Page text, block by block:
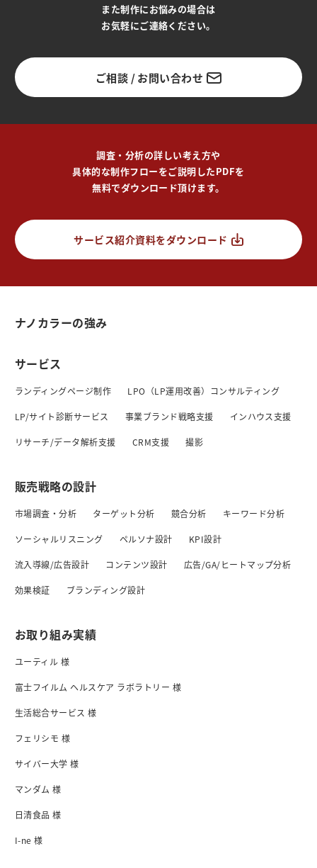
また制作にお悩みの場合は
お気軽にご連絡ください。
ご相談 / お問い合わせ
調査・分析の詳しい考え方や
具体的な制作フローをご説明したPDFを
無料でダウンロード頂けます。
サービス紹介資料をダウンロード
ナノカラーの強み
サービス
ランディングページ制作 LPO（LP運用改善）コンサルティング
LP/サイト診断サービス 事業ブランド戦略支援 インハウス支援
リサーチ/データ解析支援 CRM支援 撮影
販売戦略の設計
市場調査・分析 ターゲット分析 競合分析 キーワード分析
ソーシャルリスニング ペルソナ設計 KPI設計
流入導線/広告設計 コンテンツ設計 広告/GA/ヒートマップ分析
効果検証 ブランディング設計
お取り組み実績
ユーティル 様
富士フイルム ヘルスケア ラボラトリー 様
生活総合サービス 様
フェリシモ 様
サイバー大学 様
マンダム 様
日清食品 様
I-ne 様